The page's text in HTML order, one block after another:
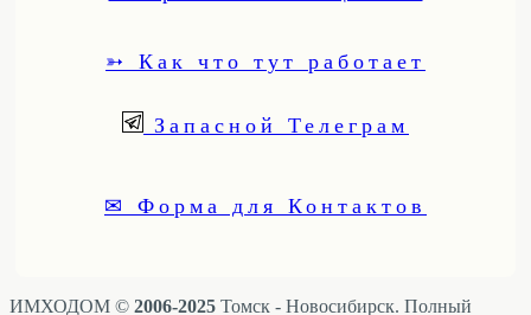
➳ Как что тут работает
Запасной Телеграм
✉ Форма для Контактов
ИМХОДОМ © 2006-2025 Томск - Новосибирск. Полный